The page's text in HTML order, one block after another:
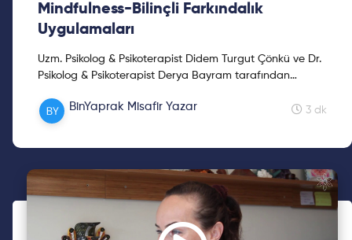
Mindfulness-Bilinçli Farkındalık
Uygulamaları
Uzm. Psikolog & Psikoterapist Didem Turgut Çönkü ve Dr.
Psikolog & Psikoterapist Derya Bayram tarafından
Eğitimciler İçin Uygulamalı El Kitabı'nda değinilen birkaç
uygulamayı bu yazımda sizlerle paylaşmak istedim.
BinYaprak Misafir Yazar 3 dk